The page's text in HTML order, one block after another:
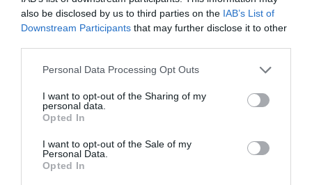
also be disclosed by us to third parties on the IAB’s List of
Downstream Participants that may further disclose it to other
Please note that this website/app uses one or more Google
not limited to your visit or usage behaviour. You may click to
grant or deny consent to Google and its third-party tags to
use your data for below specified purposes in below Google
consent section.
Personal Data Processing Opt Outs
I want to opt-out of the Sharing of my
personal data.
Opted In
I want to opt-out of the Sale of my
Personal Data.
Opted In
ΠΕΡΙΣΣΟΤΕΡA